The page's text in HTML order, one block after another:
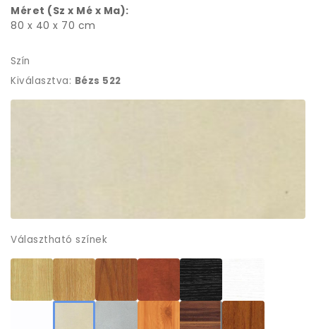
Méret (Sz x Mé x Ma):
80 x 40 x 70 cm
Szín
Kiválasztva: Bézs 522
Választható színek